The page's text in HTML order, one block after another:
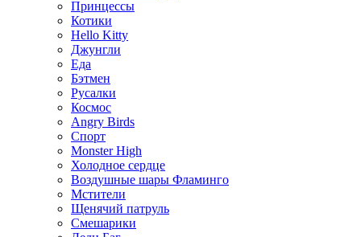
Принцессы
Котики
Hello Kitty
Джунгли
Еда
Бэтмен
Русалки
Космос
Angry Birds
Спорт
Monster High
Холодное сердце
Воздушные шары Фламинго
Мстители
Щенячий патруль
Смешарики